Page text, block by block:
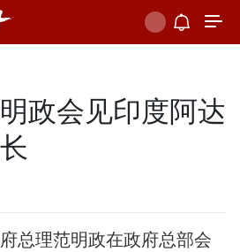
政会见印度阿达
总理范明政在政府总部会